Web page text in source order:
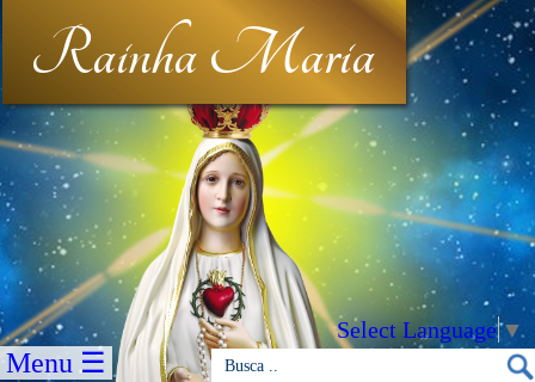
Rainha Maria
Select Language▼
Menu ☰